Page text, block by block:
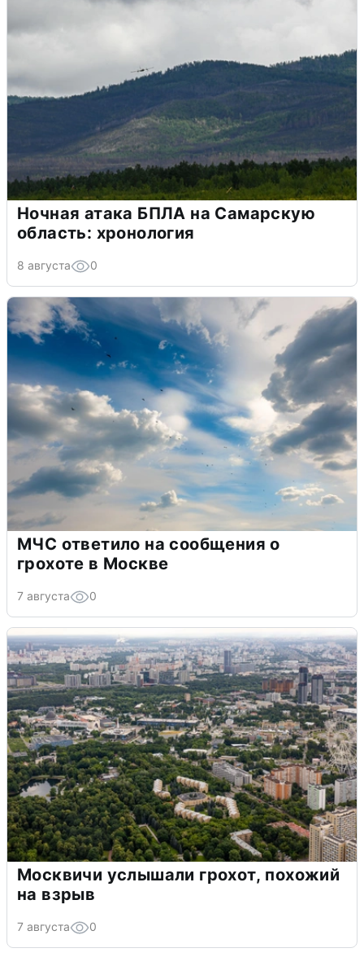
Ночная атака БПЛА на Самарскую
область: хронология
8 августа 0
МЧС ответило на сообщения о
грохоте в Москве
7 августа 0
Москвичи услышали грохот, похожий
на взрыв
7 августа 0